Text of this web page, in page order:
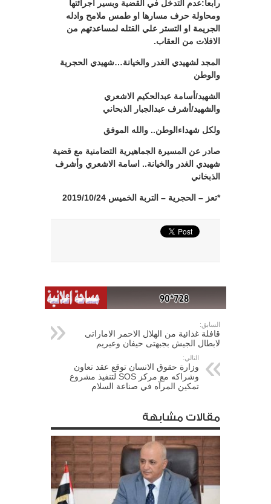
رابعاً:عدم التدخل في القضية وبسير اجرائتها
ومحاولة حرف مسارها او طمس ملامح وادله
الجريمة او التستر علي القتله لمساعدتهم من
الافلات من العقاب.
المجد لشهيدي الغدر والخيانة…شهيدي الحجرية
والوطن
الشهيد/أسامة عبدالحكيم الاشعري
والشهيد/أشرف عبدالجبار الذبحاني
ولكل شهداءالوطن.. والله الموفق
صادر عن المسيرة الجماهيرية التضامنية مع قضية
شهيدي الغدر والخيانة.. اسامة الاشعري وأشرف
الذبخاني
*تعز – الحجرية – التربة الخميس 2019/10/24
السابق:
قافلة غذائية من الهلال الاحمر الاماراتى
لابطال الجيش بجبهتى حيفان وعيريم
التالي:
وزارة حقوق الانسان توقع عقد تعاون
وشراكه مع مركز SOS لتنفيذ مشروع
تمكين المرآه في صناعة السلام
مقالات مشابهة